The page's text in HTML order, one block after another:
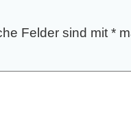
Felder sind mit *